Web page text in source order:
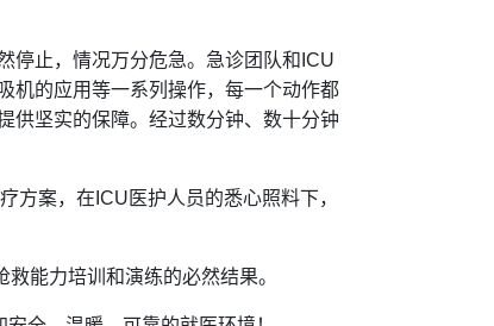
停止，情况万分危急。急诊团队和ICU
机的应用等一系列操作，每一个动作都
供坚实的保障。经过数分钟、数十分钟
方案，在ICU医护人员的悉心照料下，
能力培训和演练的必然结果。